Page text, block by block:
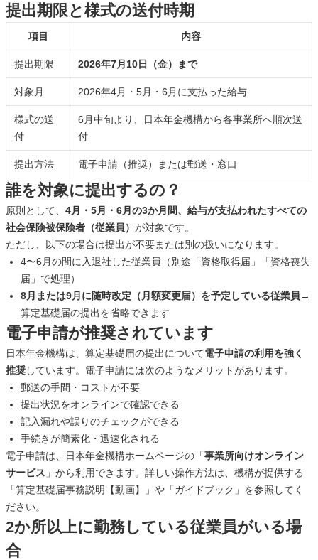
提出期限と様式の送付時期
項目 内容
提出期限 2026年7月10日（金）まで
対象月 2026年4月・5月・6月に支払った給与
様式の送
付
6月中旬より、日本年金機構から各事業所へ順次送
付
提出方法 電子申請（推奨）または郵送・窓口
誰を対象に提出するの？
原則として、 4月・5月・6月の3か月間、給与が支払われたすべての
社会保険被保険者（従業員） が対象です。
ただし、以下の場合は提出が不要または別の扱いになります。
4〜6月の間に入退社した従業員（別途「資格取得届」「資格喪失
届」で処理）
8月または9月に随時改定（月額変更届）を予定している従業員→
算定基礎届の提出を省略できます
電子申請が推奨されています
日本年金機構は、算定基礎届の提出について電子申請の利用を強く
推奨しています。電子申請には次のようなメリットがあります。
郵送の手間・コストが不要
提出状況をオンラインで確認できる
記入漏れや誤りのチェックができる
手続きが簡素化・迅速化される
電子申請は、日本年金機構ホームページの「事業所向けオンライン
サービス 」から利用できます。詳しい操作方法は、機構が提供する
「算定基礎届事務説明【動画】」や「ガイドブック」を参照してく
ださい。
2か所以上に勤務している従業員がいる場
合